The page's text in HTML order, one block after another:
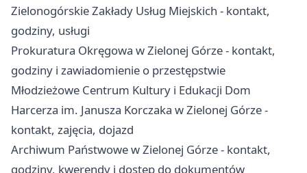
Zielonogórskie Zakłady Usług Miejskich - kontakt,
godziny, usługi
Prokuratura Okręgowa w Zielonej Górze - kontakt,
godziny i zawiadomienie o przestępstwie
Młodzieżowe Centrum Kultury i Edukacji Dom
Harcerza im. Janusza Korczaka w Zielonej Górze -
kontakt, zajęcia, dojazd
Archiwum Państwowe w Zielonej Górze - kontakt,
godziny, kwerendy i dostęp do dokumentów